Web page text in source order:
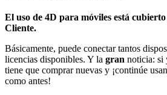
El uso de 4D para móviles está
Cliente.
Básicamente, puede conectar tantos
licencias disponibles. Y la gran noticia: si
tiene que comprar nuevas y ¡continúe
como antes!